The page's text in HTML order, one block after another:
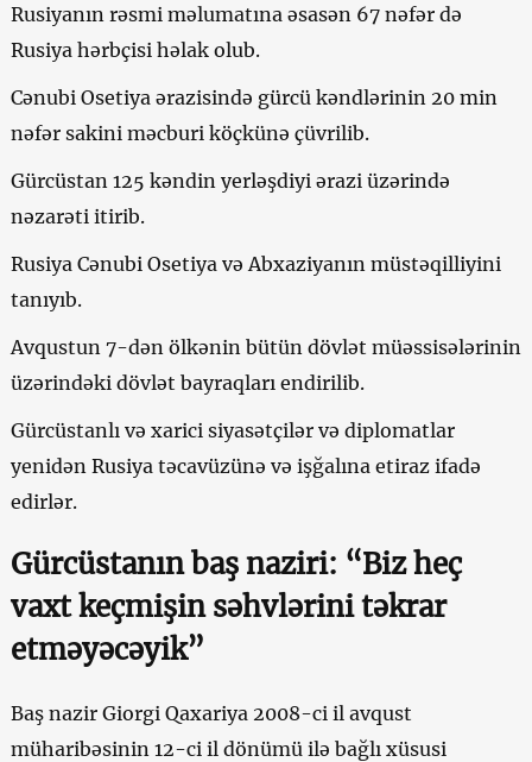
Rusiyanın rəsmi məlumatına əsasən 67 nəfər də
Rusiya hərbçisi həlak olub.
Cənubi Osetiya ərazisində gürcü kəndlərinin 20 min
nəfər sakini məcburi köçkünə çüvrilib.
Gürcüstan 125 kəndin yerləşdiyi ərazi üzərində
nəzarəti itirib.
Rusiya Cənubi Osetiya və Abxaziyanın müstəqilliyini
tanıyıb.
Avqustun 7-dən ölkənin bütün dövlət müəssisələrinin
üzərindəki dövlət bayraqları endirilib.
Gürcüstanlı və xarici siyasətçilər və diplomatlar
yenidən Rusiya təcavüzünə və işğalına etiraz ifadə
edirlər.
Gürcüstanın baş naziri: “Biz heç
vaxt keçmişin səhvlərini təkrar
etməyəcəyik”
Baş nazir Giorgi Qaxariya 2008-ci il avqust
müharibəsinin 12-ci il dönümü ilə bağlı xüsusi